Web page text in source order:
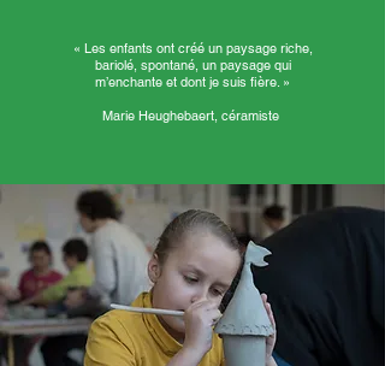
« Les enfants ont créé un paysage riche,
bariolé, spontané, un paysage qui
m’enchante et dont je suis fière. »
Marie Heughebaert, céramiste